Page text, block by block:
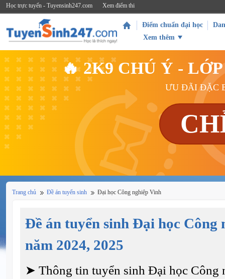
Học trực tuyến - Tuyensinh247.com Xem điểm thi
Điểm chuẩn đại học
Xem thêm
🔥 2K9 CHÚ Ý -
ƯU ĐÃI ĐẶC
Trang chủ Đề án tuyển sinh Đại học Công nghiệp Vinh
Đề án tuyển sinh Đại học Công
năm 2024, 2025
➤ Thông tin tuyển sinh Đại học Công